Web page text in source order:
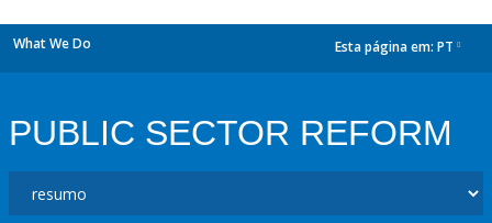
What We Do Esta página em: PT
PUBLIC SECTOR REFORM